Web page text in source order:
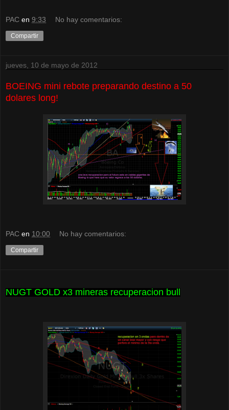
PAC en 9:33 No hay comentarios:
Compartir
jueves, 10 de mayo de 2012
BOEING mini rebote preparando destino a 50
dolares long!
PAC en 10:00 No hay comentarios:
Compartir
NUGT GOLD x3 mineras recuperacion bull